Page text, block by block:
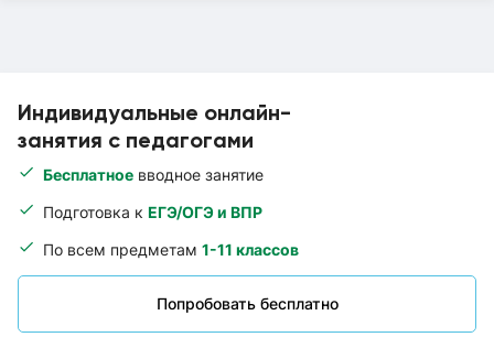
Индивидуальные онлайн-
занятия с педагогами
Бесплатное вводное занятие
Подготовка к ЕГЭ/ОГЭ и ВПР
По всем предметам 1-11 классов
Попробовать бесплатно